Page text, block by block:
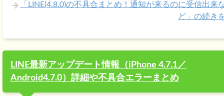
「LINE(4.8.0)の不具合まとめ！通知が来るのに受信出来
ど」の続き
LINE最新アップデート情報（iPhone 4.7.1／
Android4.7.0）詳細や不具合エラーまとめ